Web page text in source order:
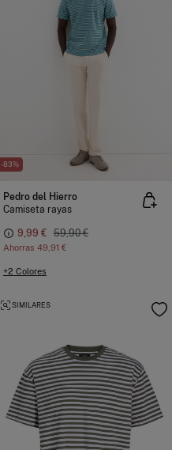
-83%
Pedro del Hierro
Camiseta rayas
9,99 € 59,90 €
Ahorras 49,91 €
+2 Colores
SIMILARES